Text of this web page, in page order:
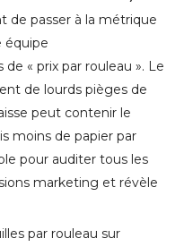
de passer à la métrique
équipe
« prix par rouleau ». Le
de lourds pièges de
peut contenir le
moins de papier par
pour auditer tous les
marketing et révèle
par rouleau sur